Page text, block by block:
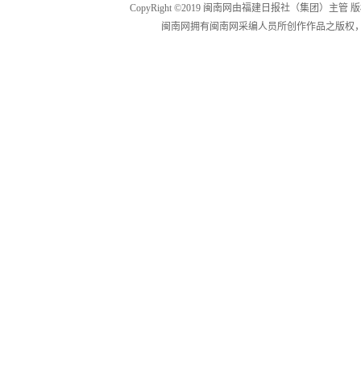
CopyRight ©2019 闽南网由福建日报社（集团）主管
闽南网拥有闽南网采编人员所创作作品之版